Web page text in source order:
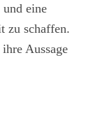
eine
zu schaffen.
Aussage